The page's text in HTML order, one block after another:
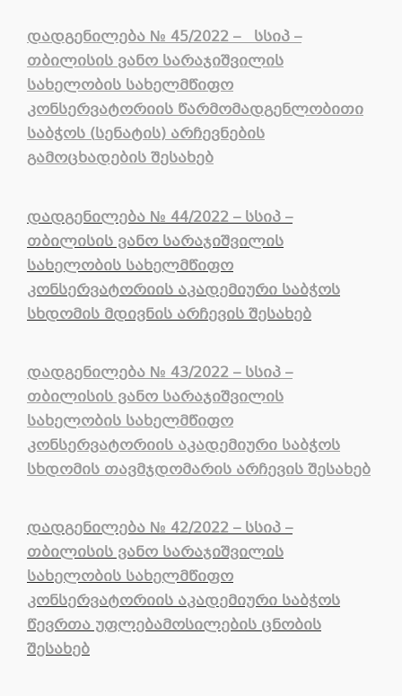
დადგენილება№45/2022 – სსიპ–
თბილისის ვანო სარაჯიშვილის
სახელობის სახელმწიფო
კონსერვატორიისწარმომადგენლობითი
საბჭოს(სენატის)არჩევნების
გამოცხადების შესახებ
დადგენილება № 44/2022 – სსიპ –
თბილისის ვანო სარაჯიშვილის
სახელობის სახელმწიფო
კონსერვატორიის აკადემიური საბჭოს
სხდომის მდივნის არჩევის შესახებ
დადგენილება № 43/2022 – სსიპ –
თბილისის ვანო სარაჯიშვილის
სახელობის სახელმწიფო
კონსერვატორიის აკადემიური საბჭოს
სხდომის თავმჯდომარის არჩევის შესახებ
დადგენილება № 42/2022 – სსიპ –
თბილისის ვანო სარაჯიშვილის
სახელობის სახელმწიფო
კონსერვატორიის აკადემიური საბჭოს
წევრთა უფლებამოსილების ცნობის
შესახებ